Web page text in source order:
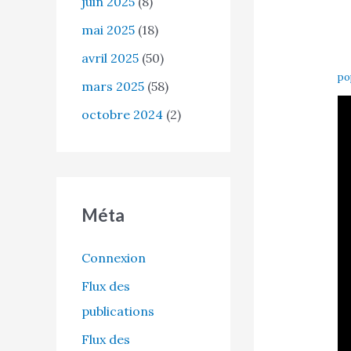
mai 2025 (18)
avril 2025 (50)
mars 2025 (58)
octobre 2024 (2)
Méta
Connexion
Flux des
publications
Flux des